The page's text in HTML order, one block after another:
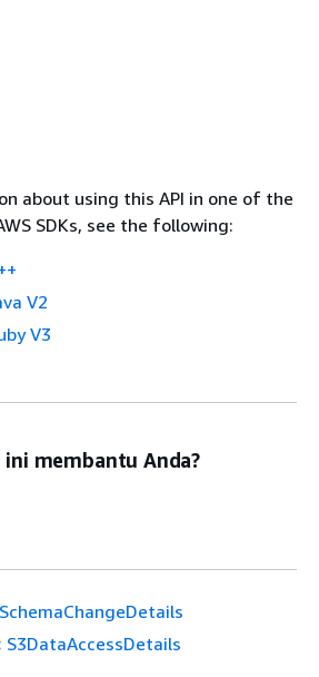
about using this API in one of the
SDKs, see the following:
V2
V3
membantu Anda?
SchemaChangeDetails
S3DataAccessDetails